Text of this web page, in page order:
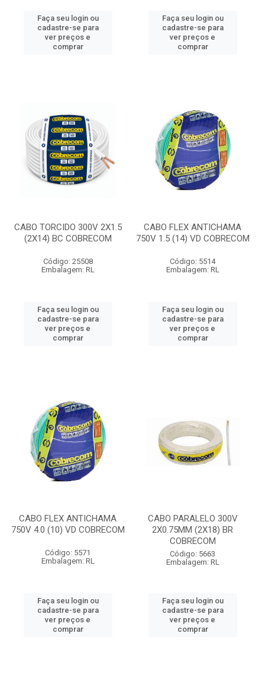
Faça seu login ou
cadastre-se para
ver preços e
comprar
Faça seu login ou
cadastre-se para
ver preços e
comprar
CABO TORCIDO 300V 2X1.5
(2X14) BC COBRECOM
Código: 25508
Embalagem: RL
Faça seu login ou
cadastre-se para
ver preços e
comprar
CABO FLEX ANTICHAMA
750V 1.5 (14) VD COBRECOM
Código: 5514
Embalagem: RL
Faça seu login ou
cadastre-se para
ver preços e
comprar
CABO FLEX ANTICHAMA
750V 4.0 (10) VD COBRECOM
Código: 5571
Embalagem: RL
Faça seu login ou
cadastre-se para
ver preços e
comprar
CABO PARALELO 300V
2X0.75MM (2X18) BR
COBRECOM
Código: 5663
Embalagem: RL
Faça seu login ou
cadastre-se para
ver preços e
comprar